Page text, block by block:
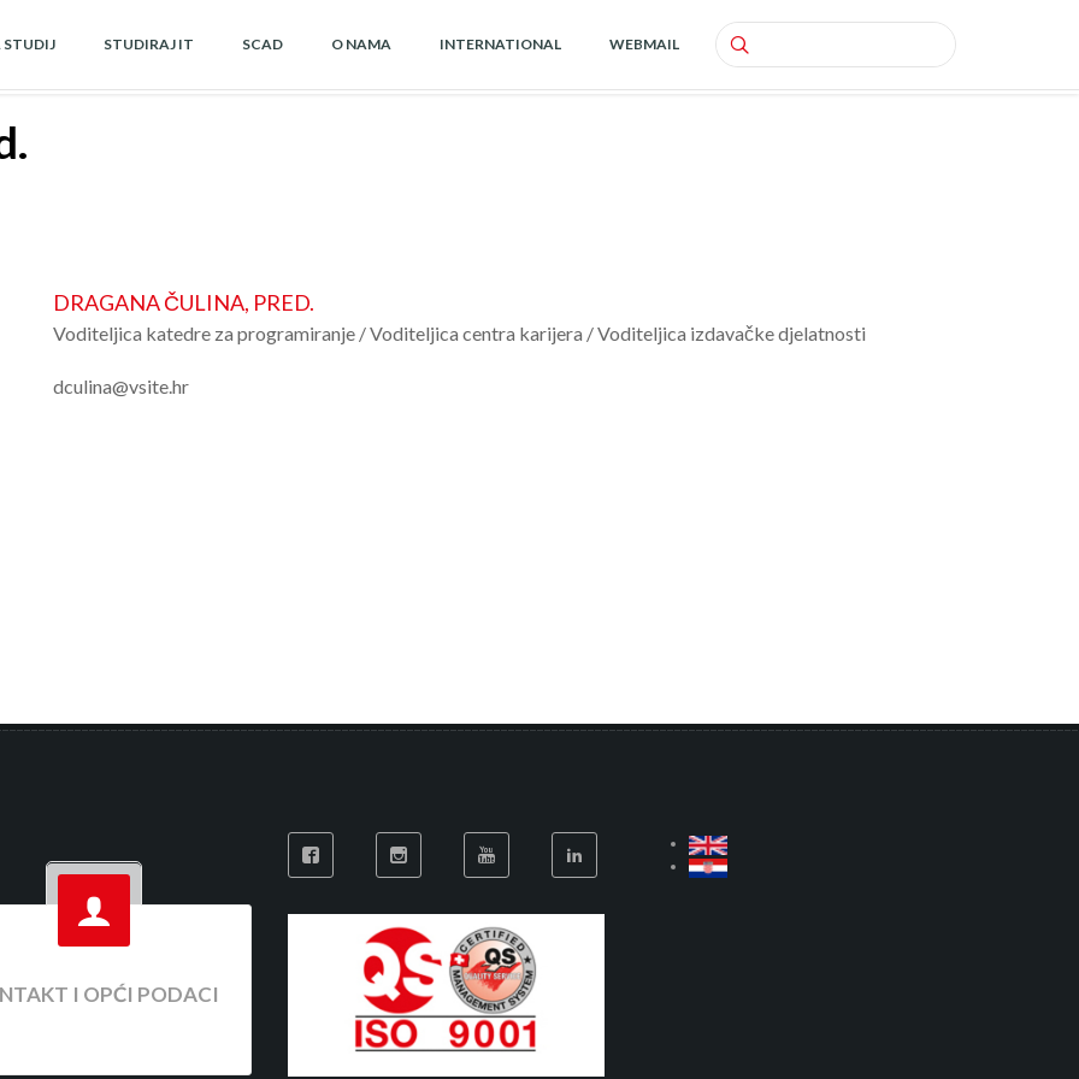
Search
STUDIJ STUDIRAJ IT SCAD O NAMA INTERNATIONAL WEBMAIL
DRAGANA ČULINA, PRED.
Voditeljica katedre za programiranje / Voditeljica centra karijera / Voditeljica izdavačke djelatnosti
dculina@vsite.hr
I OPĆI PODACI